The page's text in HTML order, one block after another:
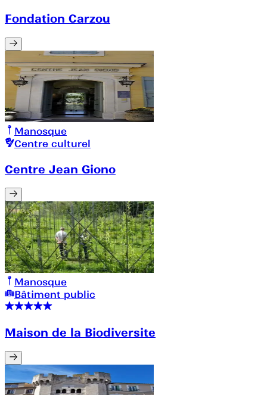
Fondation Carzou
Manosque
Centre culturel
Centre Jean Giono
Manosque
Bâtiment public
Maison de la Biodiversite